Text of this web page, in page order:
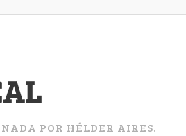
POR HÉLDER AIRES.